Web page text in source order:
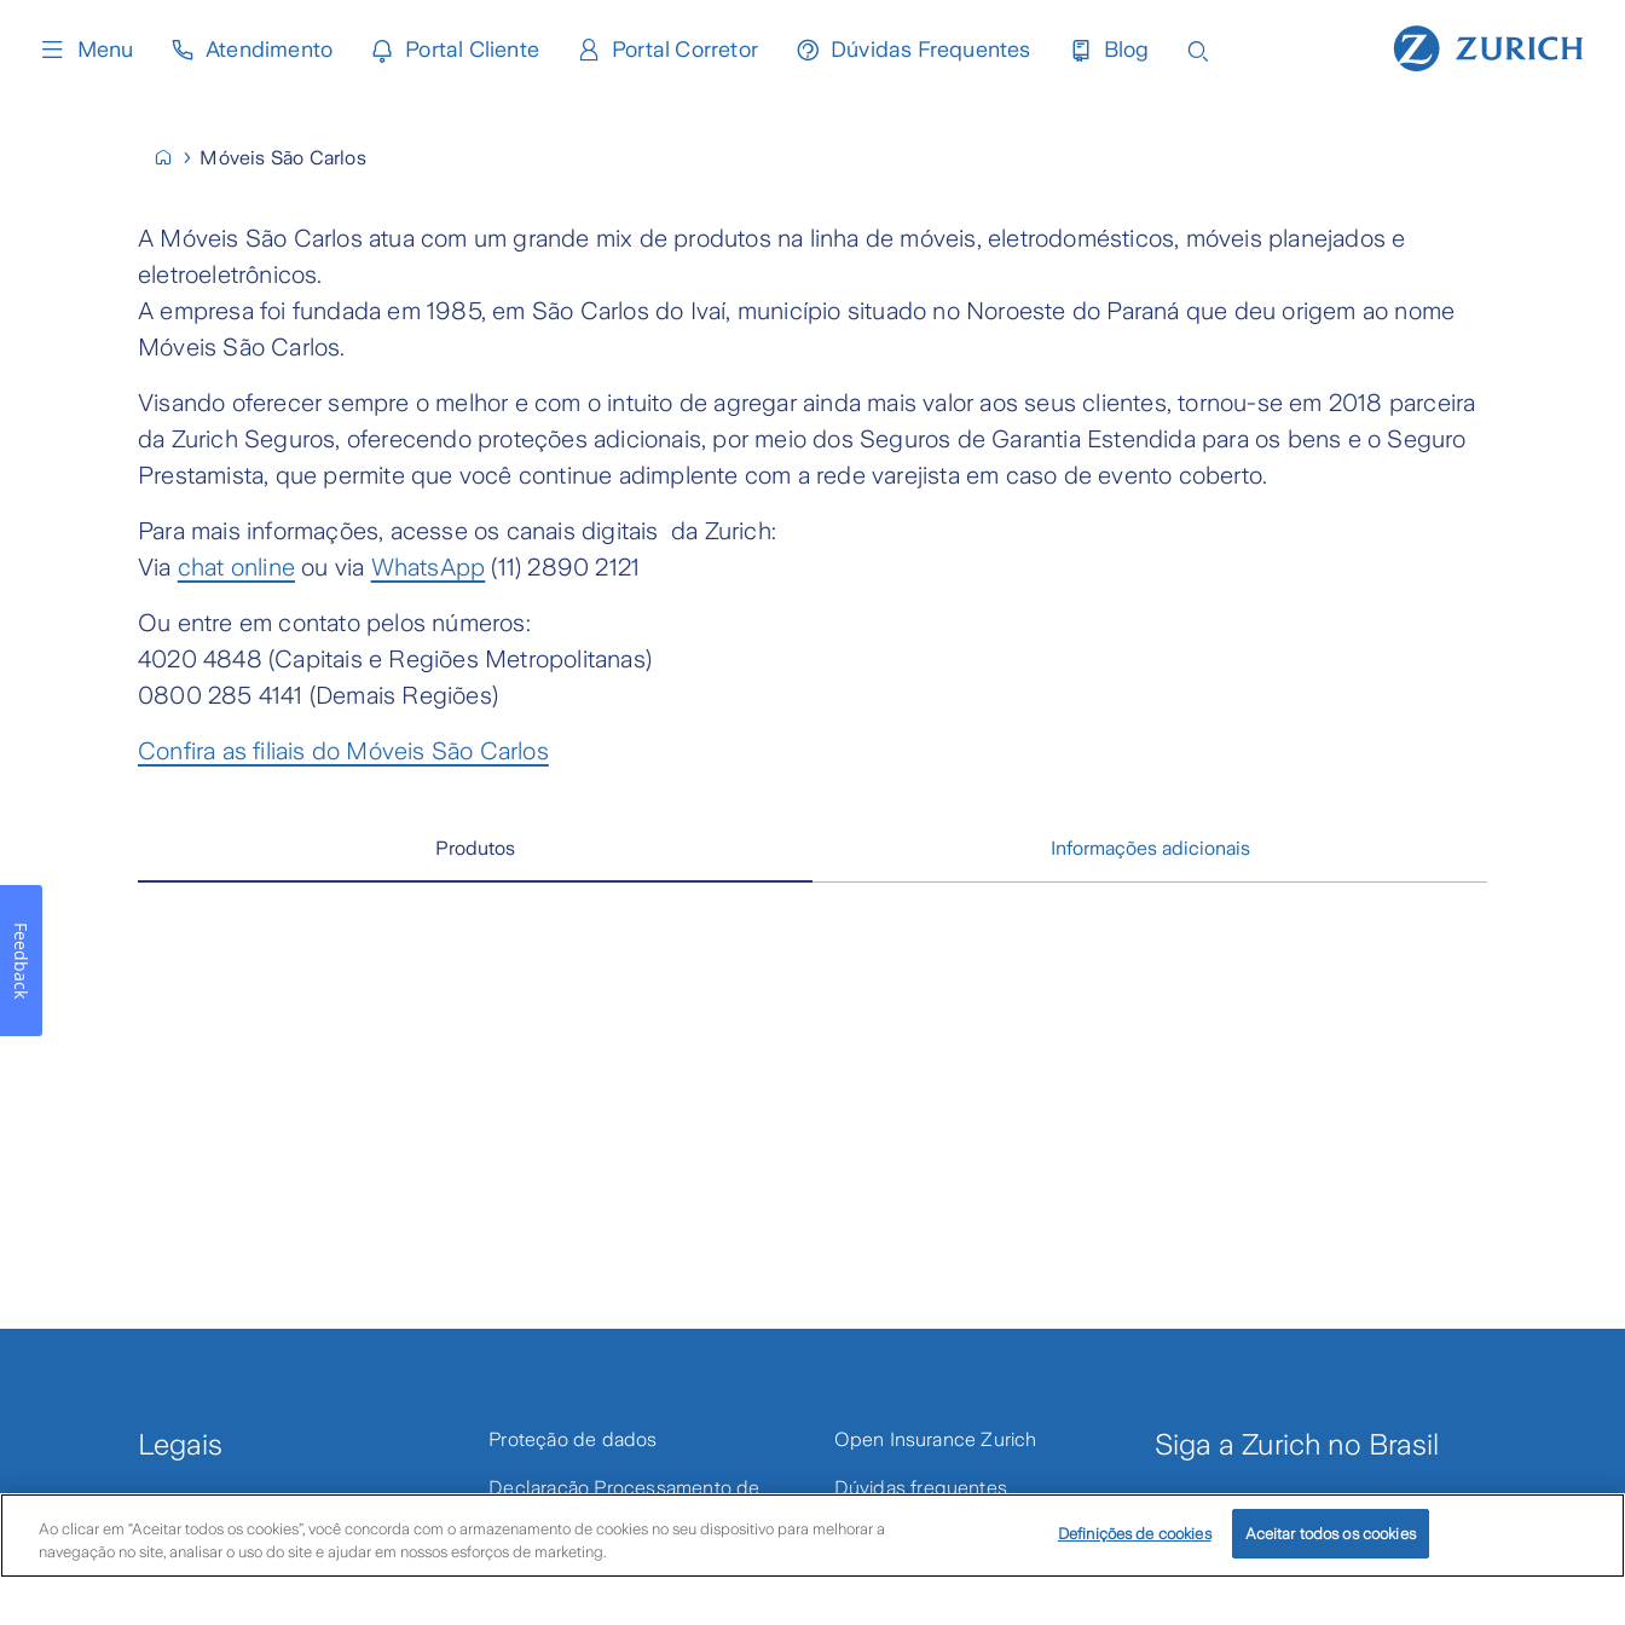
Menu Atendimento Portal Cliente Portal Corretor Dúvidas Frequentes Blog
Móveis São Carlos
A Móveis São Carlos atua com um grande mix de produtos na linha de móveis, eletrodomésticos, móveis planejados e
eletroeletrônicos.
A empresa foi fundada em 1985, em São Carlos do Ivaí, município situado no Noroeste do Paraná que deu origem ao nome
Móveis São Carlos.
Visando oferecer sempre o melhor e com o intuito de agregar ainda mais valor aos seus clientes, tornou-se em 2018 parceira
da Zurich Seguros, oferecendo proteções adicionais, por meio dos Seguros de Garantia Estendida para os bens e o Seguro
Prestamista, que permite que você continue adimplente com a rede varejista em caso de evento coberto.
Para mais informações, acesse os canais digitais da Zurich:
Via chat online ou via WhatsApp (11) 2890 2121
Ou entre em contato pelos números:
4020 4848 (Capitais e Regiões Metropolitanas)
0800 285 4141 (Demais Regiões)
Confira as filiais do Móveis São Carlos
Produtos Informações adicionais
Legais
Política de privacidade
Proteção de dados
Declaração Processamento de
Condições Gerais
Open Insurance Zurich
Dúvidas frequentes
Portal Fornecedores
Siga a Zurich no Brasil
Feedback
Ao clicar em “Aceitar todos os cookies”, você concorda com o armazenamento de cookies no seu dispositivo para melhorar a
navegação no site, analisar o uso do site e ajudar em nossos esforços de marketing.
Definições de cookies Aceitar todos os cookies